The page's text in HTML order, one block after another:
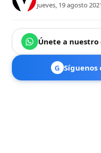
jueves, 19 agosto
Únete a nuestro
G Síguenos